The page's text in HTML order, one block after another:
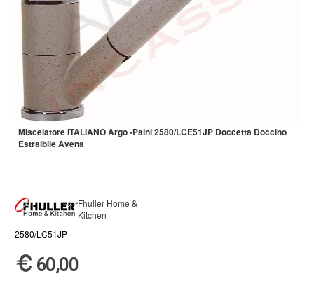
Miscelatore ITALIANO Argo -Paini 2580/LCE51JP Doccetta Doccino
Estraibile Avena
Fhuller Home &
Kitchen
2580/LC51JP
60,00